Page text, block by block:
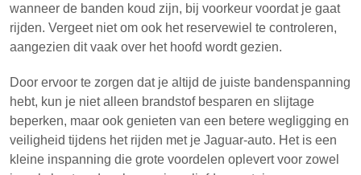
wanneer de banden koud zijn, bij voorkeur voordat je gaat
rijden. Vergeet niet om ook het reservewiel te controleren,
aangezien dit vaak over het hoofd wordt gezien.
Door ervoor te zorgen dat je altijd de juiste bandenspanning
hebt, kun je niet alleen brandstof besparen en slijtage
beperken, maar ook genieten van een betere wegligging en
veiligheid tijdens het rijden met je Jaguar-auto. Het is een
kleine inspanning die grote voordelen oplevert voor zowel